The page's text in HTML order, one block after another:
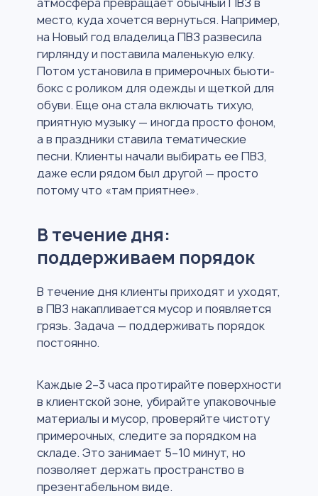
место, куда хочется вернуться. Например,
на Новый год владелица ПВЗ развесила
гирлянду и поставила маленькую елку.
Потом установила в примерочных бьюти-
бокс с роликом для одежды и щеткой для
обуви. Еще она стала включать тихую,
приятную музыку — иногда просто фоном,
а в праздники ставила тематические
песни. Клиенты начали выбирать ее ПВЗ,
даже если рядом был другой — просто
потому что «там приятнее».
В течение дня:
поддерживаем порядок
В течение дня клиенты приходят и уходят,
в ПВЗ накапливается мусор и появляется
грязь. Задача — поддерживать порядок
постоянно.
Каждые 2–3 часа протирайте поверхности
в клиентской зоне, убирайте упаковочные
материалы и мусор, проверяйте чистоту
примерочных, следите за порядком на
складе. Это занимает 5–10 минут, но
позволяет держать пространство в
презентабельном виде.